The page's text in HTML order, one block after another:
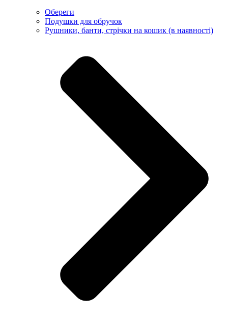
Обереги
Подушки для обручок
Рушники, банти, стрічки на кошик (в наявності)